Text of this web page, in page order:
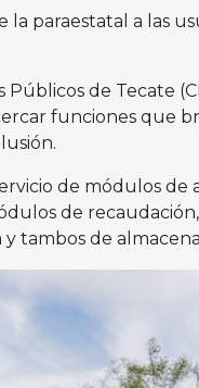
paraestatal a las
Públicos de Tecate
funciones que
de módulos de
de
tambos de